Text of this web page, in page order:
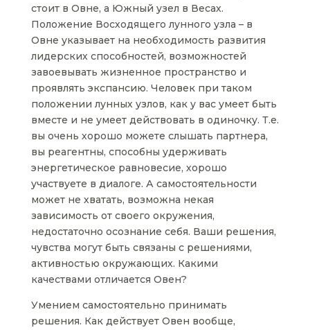
стоит в Овне, а Южный узел в Весах.
Положение Восходящего лунного узла – в
Овне указывает на необходимость развития
лидерских способностей, возможностей
завоевывать жизненное пространство и
проявлять экспансию. Человек при таком
положении лунных узлов, как у вас умеет быть
вместе и не умеет действовать в одиночку. Т.е.
вы очень хорошо можете слышать партнера,
вы реагентны, способны удерживать
энергетическое равновесие, хорошо
участвуете в диалоге. А самостоятельности
может не хватать, возможна некая
зависимость от своего окружения,
недостаточно осознание себя. Ваши решения,
чувства могут быть связаны с решениями,
активностью окружающих. Какими
качествами отличается Овен?
Умением самостоятельно принимать
решения. Как действует Овен вообще,